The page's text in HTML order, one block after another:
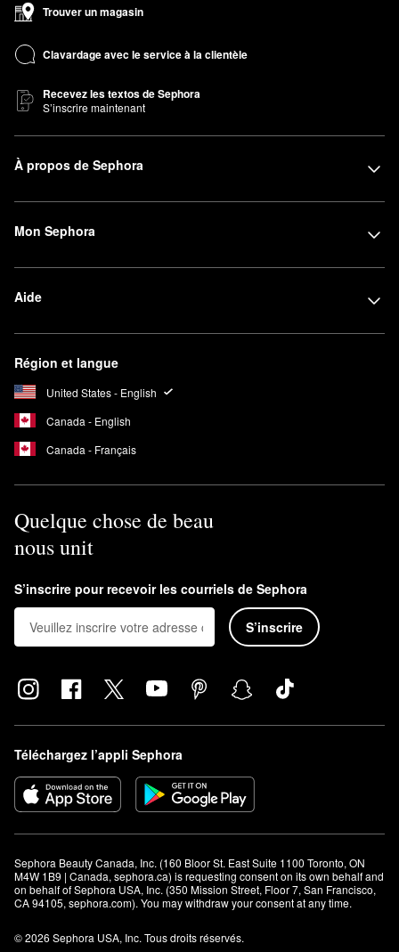
Trouver un magasin
Clavardage avec le service à la clientèle
Recevez les textos de Sephora
S’inscrire maintenant
À propos de Sephora
Mon Sephora
Aide
Région et langue
United States - English
Canada - English
Canada - Français
Quelque chose de beau
nous unit
S’inscrire pour recevoir les courriels de Sephora
S’inscrire
Téléchargez l’appli Sephora
Sephora Beauty Canada, Inc. (160 Bloor St. East Suite 1100 Toronto, ON
M4W 1B9 | Canada, sephora.ca) is requesting consent on its own behalf and
on behalf of Sephora USA, Inc. (350 Mission Street, Floor 7, San Francisco,
CA 94105, sephora.com). You may withdraw your consent at any time.
© 2026 Sephora USA, Inc. Tous droits réservés.